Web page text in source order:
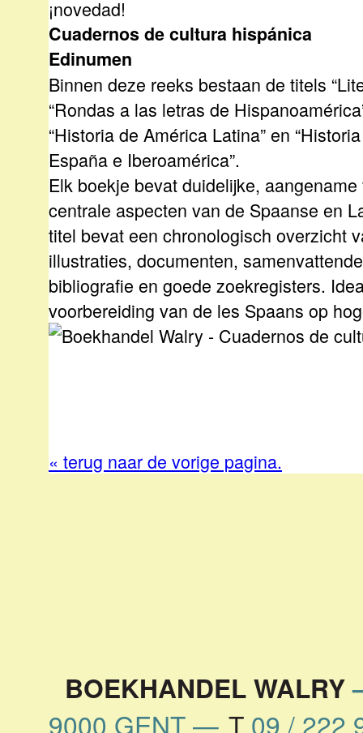
¡novedad!
Cuadernos de cultura hispánica
Edinumen
Binnen deze reeks bestaan de titels
“Rondas a las letras de
“Historia de América Latina” en
España e Iberoamérica”.
Elk boekje bevat duidelijke,
centrale aspecten van de Spaanse en
titel bevat een chronologisch overzicht
illustraties, documenten,
bibliografie en goede zoekregisters.
voorbereiding van de les Spaans op
« terug naar de vorige pagina.
BOEKHANDEL WALRY
9000 GENT — T 09 /